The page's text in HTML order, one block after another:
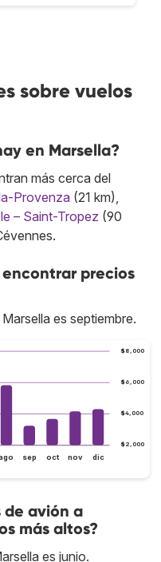
sobre vuelos
en Marsella?
más cerca del
Provenza (21 km),
– Saint-Tropez (90
encontrar precios
es septiembre.
$2,000
$4,000
$6,000
$8,000
sep oct nov dic
de avión a
más altos?
es junio.